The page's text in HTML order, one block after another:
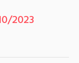
2023